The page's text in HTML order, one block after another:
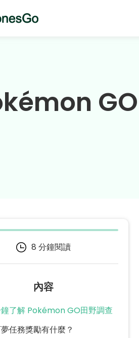
8 分鐘閱讀
內容
了解 Pokémon GO田野調查
任務獎勵有什麼？